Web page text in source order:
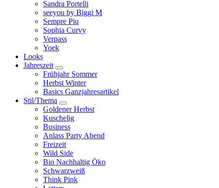
Sandra Portelli
seeyou by Biggi M
Sempre Piu
Sophia Curvy
Verpass
Yoek
Looks
Jahreszeit
Frühjahr Sommer
Herbst Winter
Basics Ganzjahresartikel
Stil/Thema
Goldener Herbst
Kuschelig
Business
Anlass Party Abend
Freizeit
Wild Side
Bio Nachhaltig Öko
Schwarzweiß
Think Pink